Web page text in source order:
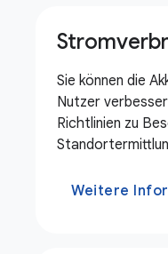
Sie können die
Nutzer
Richtlinien zu
Weitere